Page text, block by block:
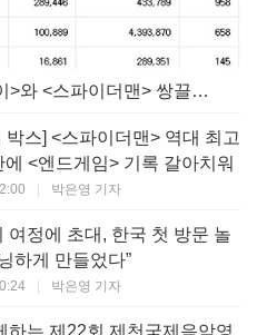
[8월 2주 국내 박스] <오디세이>와 <스파이더맨> 쌍끌이! 대작 틈바구니 속 빛난 <사랑의 하츄핑>
박스] <스파이더맨> 역대 최고
에 <엔드게임> 기록 갈아치워
| 박은영 기자
여정에 초대, 한국 첫 방문 놀
하게 만들었다”
| 박은영 기자
하는 제22회 제천국제음악영